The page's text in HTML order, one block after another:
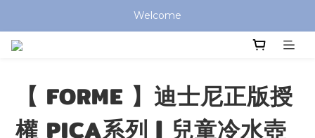
全館滿 $799 免運費 (僅提供台灣本島區域，外島地區請洽客服)
Welcome
全館滿 $799 免運費 (僅提供台灣本島區域，外島地區請洽客服)
【 FORME 】迪士尼正版授
權 PICA系列 | 兒童冷水壺